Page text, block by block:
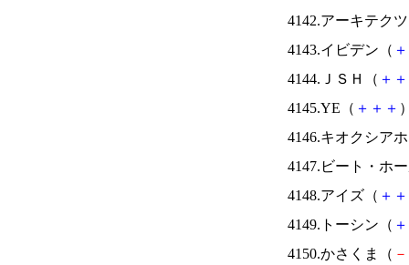
4142.アーキテク
4143.イビデン（ ＋
4144.ＪＳＨ（ ＋ ＋
4145.YE（ ＋ ＋ ＋
4146.キオクシア
4147.ビート・ホ
4148.アイズ（ ＋ ＋
4149.トーシン（ ＋
4150.かさくま（ －